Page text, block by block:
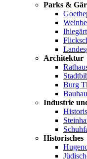
Parks &
Architektur
Burg
Industrie
Historisches